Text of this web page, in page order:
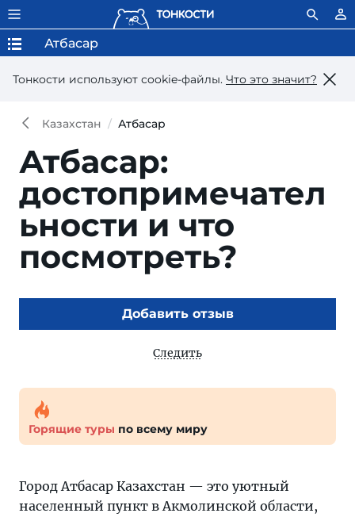
Тонкости используют сookie-файлы. Что это значит?
Атбасар
Казахстан Атбасар
Атбасар:
достопримечател
ьности и что
посмотреть?
Добавить отзыв
Следить
Горящие туры по всему миру
Город Атбасар Казахстан — это уютный
населенный пункт в Акмолинской области,